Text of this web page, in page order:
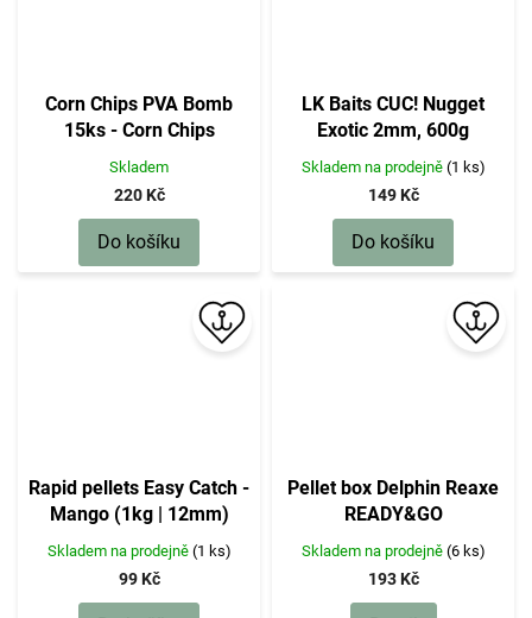
Corn Chips PVA Bomb
15ks - Corn Chips
Skladem
220 Kč
Do košíku
LK Baits CUC! Nugget
Exotic 2mm, 600g
Skladem na prodejně (1 ks)
149 Kč
Do košíku
Rapid pellets Easy Catch -
Mango (1kg | 12mm)
Skladem na prodejně (1 ks)
99 Kč
Pellet box Delphin Reaxe
READY&GO
Skladem na prodejně (6 ks)
193 Kč